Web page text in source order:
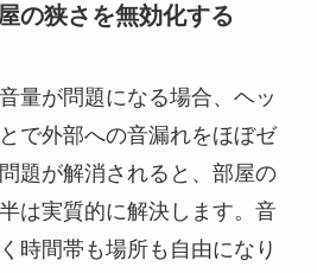
の狭さを無効化する
量が問題になる場合、ヘッ
で外部への音漏れをほぼゼ
題が解消されると、部屋の
は実質的に解決します。音
時間帯も場所も自由になり